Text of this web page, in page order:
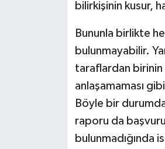
bilirkişinin kusur,
Bununla birlikte
bulunmayabilir.
taraflardan birinin
anlaşamaması
Böyle bir
raporu da
bulunmadığında